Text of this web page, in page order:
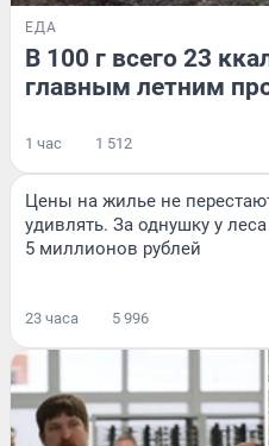
ЕДА
В 100 г всего 23
главным летним
1 час 1 512
Цены на жилье не
удивлять. За однушку у
5 миллионов рублей
23 часа 5 996